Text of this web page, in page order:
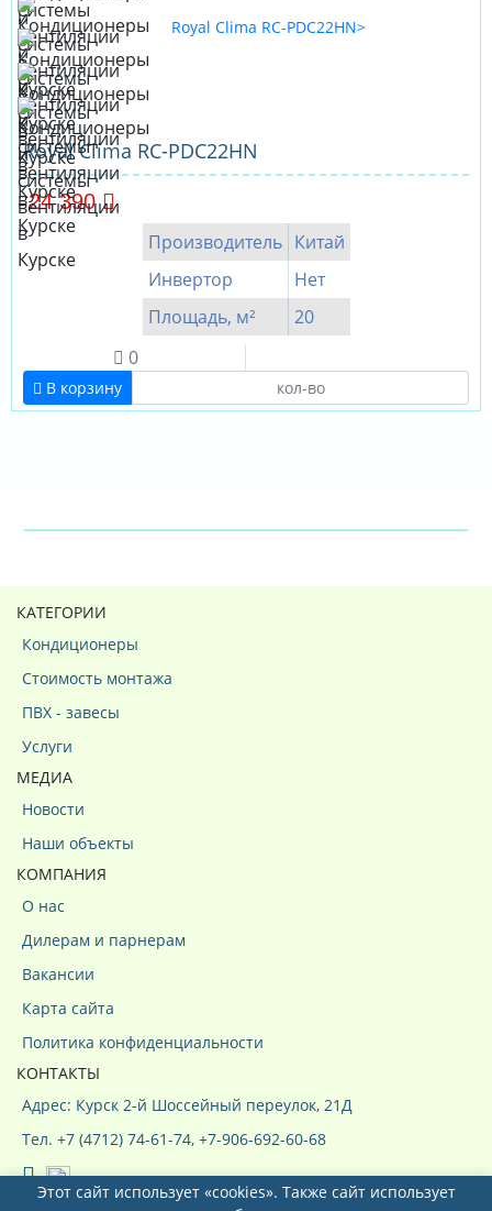
Royal Clima RC-PDC22HN
24 390
Производитель Китай
Инвертор
Нет
Площадь, м²
20
0
В корзину
КАТЕГОРИИ
Кондиционеры
Стоимость монтажа
ПВХ - завесы
Услуги
МЕДИА
Новости
Наши объекты
КОМПАНИЯ
О нас
Дилерам и парнерам
Вакансии
Карта сайта
Политика конфиденциальности
КОНТАКТЫ
Адрес: Курск 2-й Шоссейный переулок, 21Д
Тел. +7 (4712) 74-61-74, +7-906-692-60-68
Этот сайт использует «cookies». Также сайт использует